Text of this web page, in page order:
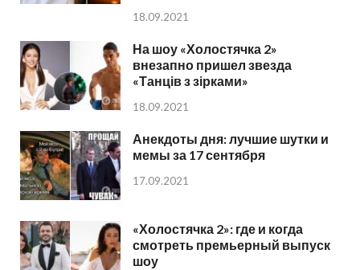
18.09.2021
На шоу «Холостячка 2»
внезапно пришел звезда
«Танців з зірками»
18.09.2021
Анекдоты дня: лучшие шутки и
мемы за 17 сентября
17.09.2021
«Холостячка 2»: где и когда
смотреть премьерный выпуск
шоу